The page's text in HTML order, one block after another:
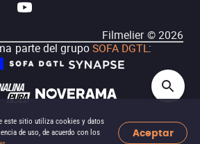
este sitio utiliza cookies y datos
de uso, de acuerdo con los
Aceptar
Filmelier ©2026
parte del grupoSOFA DGTL: